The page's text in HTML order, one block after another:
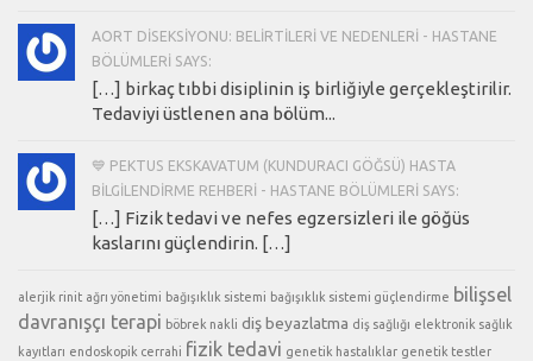
AORT DISEKSIYONU: BELIRTILERI VE NEDENLERI - HASTANE
BÖLÜMLERI SAYS:
[…] birkaç tıbbi disiplinin iş birliğiyle gerçekleştirilir.
Tedaviyi üstlenen ana bölüm...
💙 PEKTUS EKSKAVATUM (KUNDURACI GÖĞSÜ) HASTA
BILGILENDIRME REHBERI - HASTANE BÖLÜMLERI SAYS:
[…] Fizik tedavi ve nefes egzersizleri ile göğüs
kaslarını güçlendirin. […]
alerjik rinit ağrı yönetimi bağışıklık sistemi bağışıklık sistemi güçlendirme bilişsel
davranışçı terapi böbrek nakli diş beyazlatma diş sağlığı elektronik sağlık
kayıtları endoskopik cerrahi fizik tedavi genetik hastalıklar genetik testler